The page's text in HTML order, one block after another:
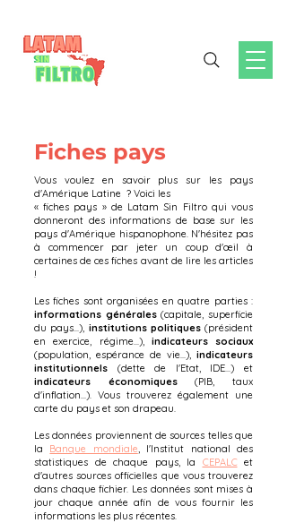
Fiches pays
Vous voulez en savoir plus sur les pays
d'Amérique Latine ? Voici les
« fiches pays » de Latam Sin Filtro qui vous
donneront des informations de base sur les
pays d'Amérique hispanophone. N'hésitez pas
à commencer par jeter un coup d'œil à
certaines de ces fiches avant de lire les articles
!
Les fiches sont organisées en quatre parties :
informations générales(capitale, superficie
du pays...), institutions politiques(président
en exercice, régime...), indicateurs sociaux
(population, espérance de vie...), indicateurs
institutionnels (dette de l'Etat, IDE...) et
indicateurs économiques(PIB, taux
d'inflation...). Vous trouverez également une
carte du pays et son drapeau.
Les données proviennent de sources telles que
la Banque mondiale, l'Institut national des
statistiques de chaque pays, la CEPALC et
d'autres sources officielles que vous trouverez
dans chaque fichier. Les données sont mises à
jour chaque année afin de vous fournir les
informations les plus récentes.